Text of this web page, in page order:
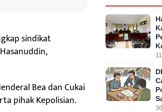
sindikat
Bea dan Cukai
pihak Kepolisian.